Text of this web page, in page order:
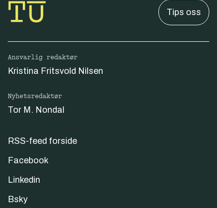
Tips oss
Ansvarlig redaktør
Kristina Fritsvold Nilsen
Nyhetsredaktør
Tor M. Nondal
RSS-feed forside
Facebook
Linkedin
Bsky